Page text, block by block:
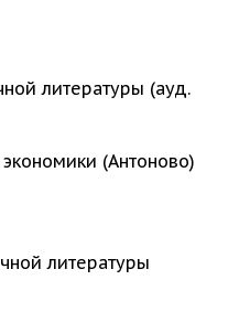
литературы (ауд.
(Антоново)
литературы